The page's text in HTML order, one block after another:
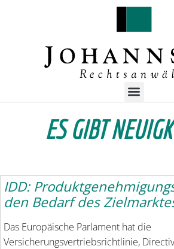
ES GIBT
IDD:
den Bedarf des
Das Europäische Parlament hat die
Versicherungsvertriebsrichtlinie,